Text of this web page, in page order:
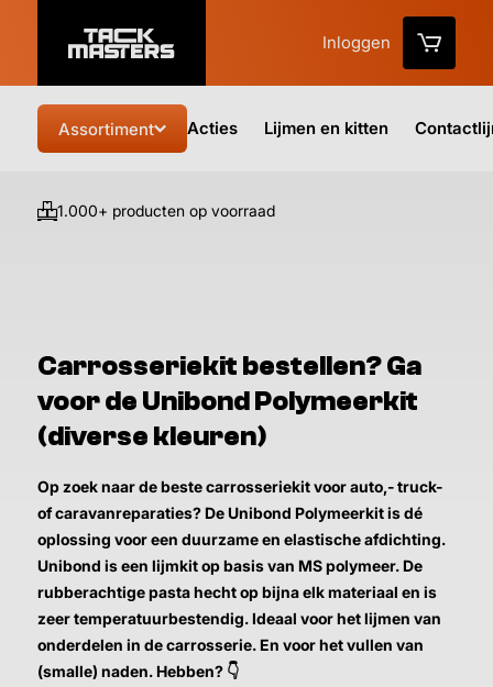
Inloggen
Assortiment Acties Lijmen en kitten
1.000+ producten op voorraad
Carrosseriekit bestellen? Ga
voor de Unibond Polymeerkit
(diverse kleuren)
Op zoek naar de beste carrosseriekit voor auto,- truck-
of caravanreparaties? De Unibond Polymeerkit is dé
oplossing voor een duurzame en elastische afdichting.
Unibond is een lijmkit op basis van MS polymeer. De
rubberachtige pasta hecht op bijna elk materiaal en is
zeer temperatuurbestendig. Ideaal voor het lijmen van
onderdelen in de carrosserie. En voor het vullen van
(smalle) naden. Hebben? 👇